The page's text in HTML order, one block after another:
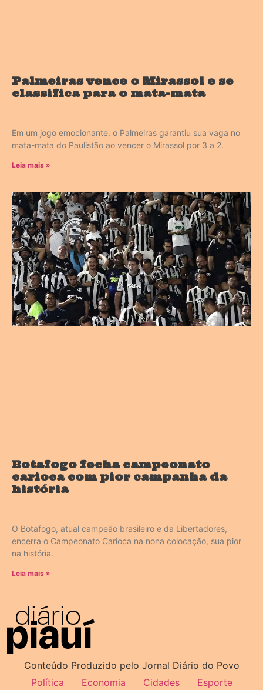
Palmeiras vence o Mirassol e se
classifica para o mata-mata
Em um jogo emocionante, o Palmeiras garantiu sua vaga no
mata-mata do Paulistão ao vencer o Mirassol por 3 a 2.
Leia mais »
Botafogo fecha campeonato
carioca com pior campanha da
história
O Botafogo, atual campeão brasileiro e da Libertadores,
encerra o Campeonato Carioca na nona colocação, sua pior
na história.
Leia mais »
Conteúdo Produzido pelo Jornal Diário do Povo
Política
Economia Cidades Esporte